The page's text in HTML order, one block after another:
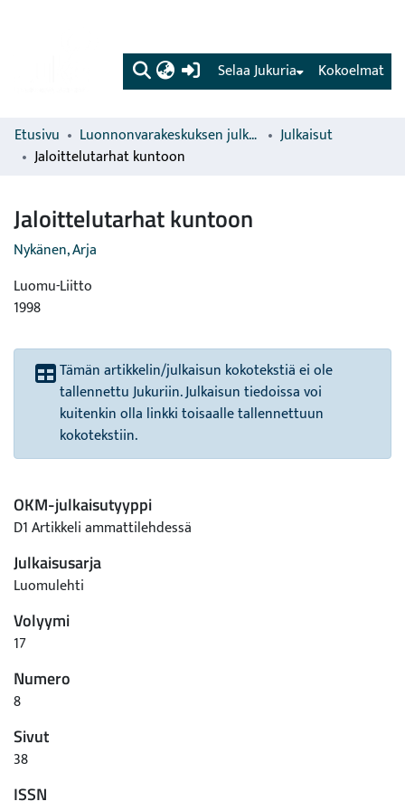
(current) Kokoelmat
Selaa Jukuria
Etusivu Luonnonvarakeskuksen julkaisut
Julkaisut
Jaloittelutarhat kuntoon
Jaloittelutarhat kuntoon
Nykänen, Arja
Luomu-Liitto
1998
Tämän artikkelin/julkaisun kokotekstiä ei ole
tallennettu Jukuriin. Julkaisun tiedoissa voi
kuitenkin olla linkki toisaalle tallennettuun
kokotekstiin.
OKM-julkaisutyyppi
D1 Artikkeli ammattilehdessä
Julkaisusarja
Luomulehti
Volyymi
17
Numero
8
Sivut
38
ISSN